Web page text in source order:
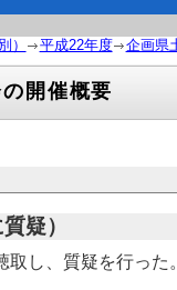
） 平成22年度 企画県
開催概要
疑）
し、質疑を行った。